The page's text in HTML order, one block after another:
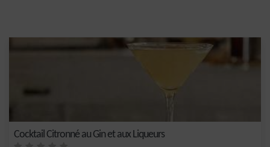
Cocktail Citronné au Gin et aux Liqueurs